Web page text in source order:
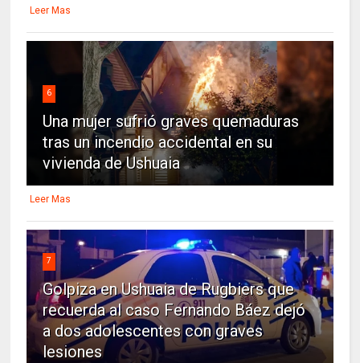
Leer Mas
6
Una mujer sufrió graves quemaduras
tras un incendio accidental en su
vivienda de Ushuaia
Leer Mas
7
Golpiza en Ushuaia de Rugbiers que
recuerda al caso Fernando Báez dejó
a dos adolescentes con graves
lesiones